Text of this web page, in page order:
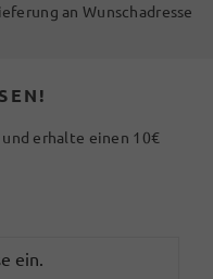
an Wunschadresse
erhalte einen 10€